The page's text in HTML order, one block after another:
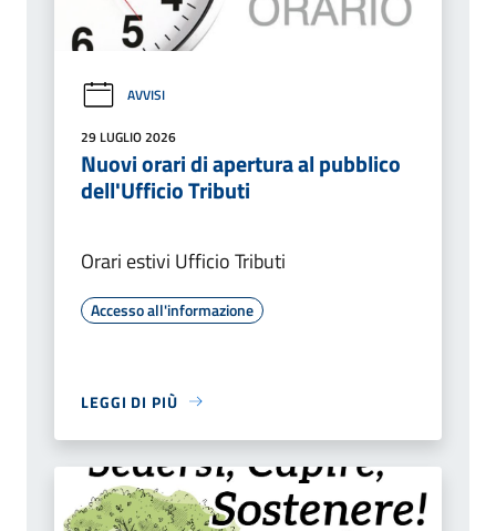
AVVISI
29 LUGLIO 2026
Nuovi orari di apertura al pubblico
dell'Ufficio Tributi
Orari estivi Ufficio Tributi
Accesso all'informazione
LEGGI DI PIÙ